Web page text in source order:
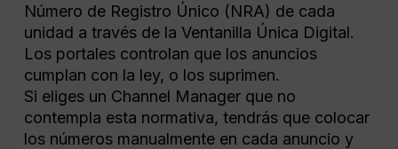
Número de Registro Único (NRA) de cada
unidad a través de la Ventanilla Única Digital.
Los portales controlan que los anuncios
cumplan con la ley, o los suprimen.
Si eliges un Channel Manager que no
contempla esta normativa, tendrás que colocar
los números manualmente en cada anuncio y